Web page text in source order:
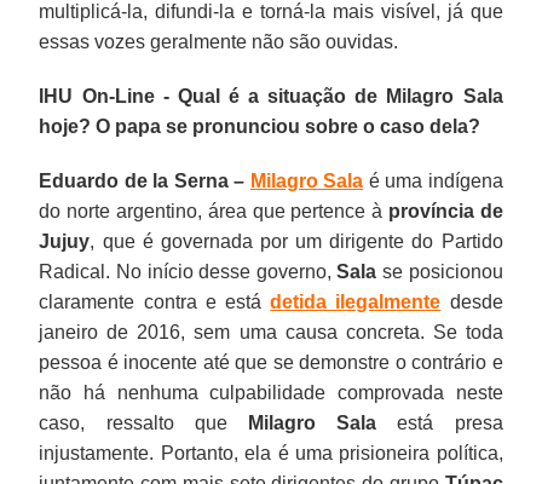
multiplicá-la, difundi-la e torná-la mais visível, já que
essas vozes geralmente não são ouvidas.
IHU On-Line - Qual é a situação de Milagro Sala
hoje? O papa se pronunciou sobre o caso dela?
Eduardo de la Serna – Milagro Sala é uma indígena
do norte argentino, área que pertence à província de
Jujuy, que é governada por um dirigente do Partido
Radical. No início desse governo,Sala se posicionou
claramente contra e estádetida ilegalmente desde
janeiro de 2016, sem uma causa concreta. Se toda
pessoa é inocente até que se demonstre o contrário e
não há nenhuma culpabilidade comprovada neste
caso, ressalto que
Milagro Sala está presa
injustamente. Portanto, ela é uma prisioneira política,